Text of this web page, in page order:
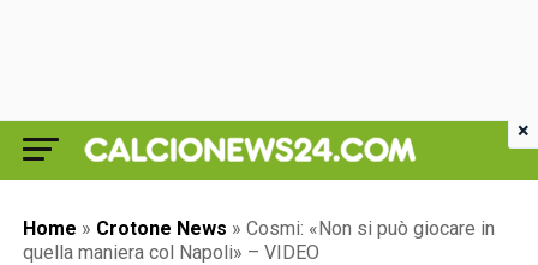
Home » Crotone News » Cosmi: «Non si può giocare in
quella maniera col Napoli» – VIDEO
×